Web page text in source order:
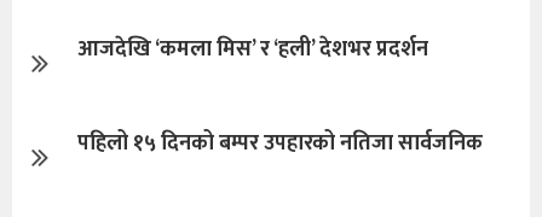
आजदेखि ‘कमला मिस’ र ‘हली’ देशभर प्रदर्शन
पहिलो १५ दिनको बम्पर उपहारको नतिजा सार्वजनिक